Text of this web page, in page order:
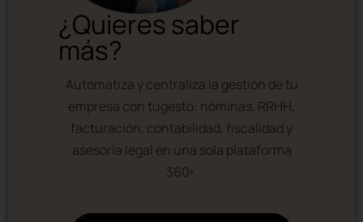
¿Quieres saber
más?
Automatiza y centraliza la gestión de tu
empresa con tugesto: nóminas, RRHH,
facturación, contabilidad, fiscalidad y
asesoría legal en una sola plataforma
360º.